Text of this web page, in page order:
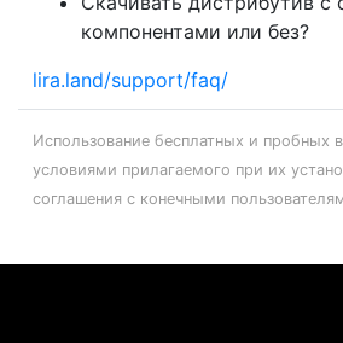
компонентами или без?
lira.land/support/faq/
Использование бесплатных и пробных
условиями прилагаемого при их
соглашения с конечными